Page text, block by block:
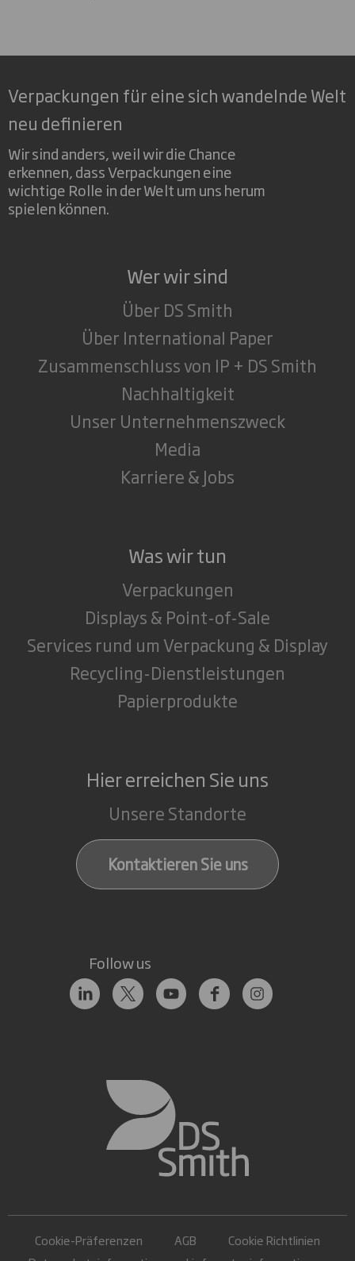
Verpackungen für eine sich wandelnde Welt
neu definieren
Wir sind anders, weil wir die Chance
erkennen, dass Verpackungen eine
wichtige Rolle in der Welt um uns herum
spielen können.
Wer wir sind
Über DS Smith
Über International Paper
Zusammenschluss von IP + DS Smith
Nachhaltigkeit
Unser Unternehmenszweck
Media
Karriere & Jobs
Was wir tun
Verpackungen
Displays & Point-of-Sale
Services rund um Verpackung & Display
Recycling-Dienstleistungen
Papierprodukte
Hier erreichen Sie uns
Unsere Standorte
Kontaktieren Sie uns
Follow us
Cookie-Präferenzen AGB
Cookie Richtlinien